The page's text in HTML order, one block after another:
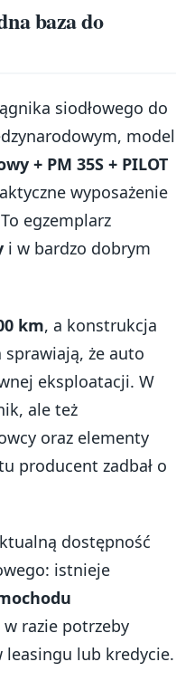
baza do
siodłowego do
model
+ PM 35S + PILOT
wyposażenie
egzemplarz
i w bardzo dobrym
km, a konstrukcja
sprawiają, że auto
eksploatacji. W
ale też
oraz elementy
producent zadbał o
dostępność
istnieje
w razie potrzeby
leasingu lub kredycie.